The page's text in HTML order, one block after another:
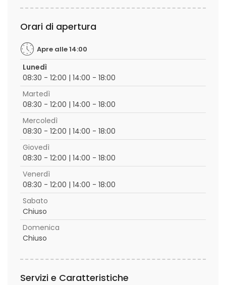
Orari di apertura
Apre alle 14:00
Lunedì
08:30 - 12:00 | 14:00 - 18:00
Martedì
08:30 - 12:00 | 14:00 - 18:00
Mercoledì
08:30 - 12:00 | 14:00 - 18:00
Giovedì
08:30 - 12:00 | 14:00 - 18:00
Venerdì
08:30 - 12:00 | 14:00 - 18:00
Sabato
Chiuso
Domenica
Chiuso
Servizi e Caratteristiche